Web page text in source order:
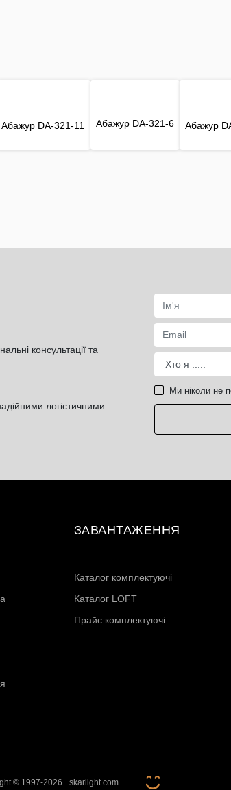
Абажур DA-321-11 Абажур DA-321-6 Абажур
консультації та
логістичними
Ми ніколи не
ЗАВАНТАЖЕННЯ
Каталог комплектуючі
Каталог LOFT
Прайс комплектуючі
© 1997-2026 skarlight.com